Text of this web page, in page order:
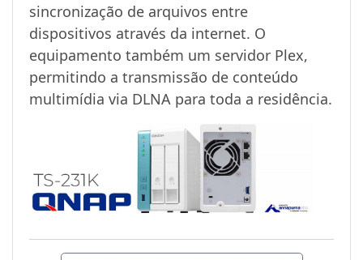
sincronização de arquivos entre
dispositivos através da internet. O
equipamento também um servidor Plex,
permitindo a transmissão de conteúdo
multimídia via DLNA para toda a residência.